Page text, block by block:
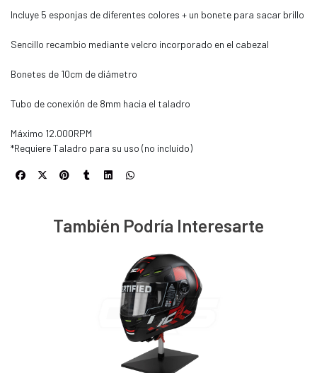
Incluye 5 esponjas de diferentes colores + un bonete para sacar brillo
Sencillo recambio mediante velcro incorporado en el cabezal
Bonetes de 10cm de diámetro
Tubo de conexión de 8mm hacia el taladro
Máximo 12.000RPM
*Requiere Taladro para su uso (no incluído)
También Podría Interesarte